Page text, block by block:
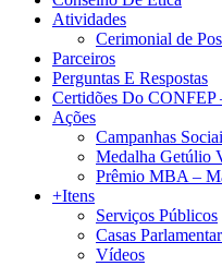
Atividades
Cerimonial de
Parceiros
Perguntas E Respostas
Certidões Do CONFEP
Ações
Campanhas
Medalha Getúlio
Prêmio MBA –
+Itens
Serviços Públicos
Casas
Vídeos